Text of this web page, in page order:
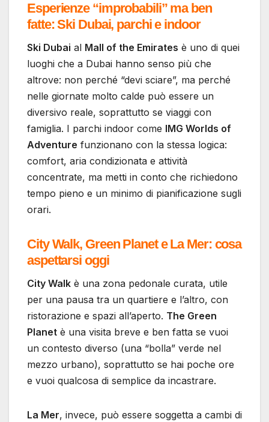
Esperienze “improbabili” ma ben
fatte: Ski Dubai, parchi e indoor
Ski Dubai al Mall of the Emirates è uno di quei
luoghi che a Dubai hanno senso più che
altrove: non perché “devi sciare”, ma perché
nelle giornate molto calde può essere un
diversivo reale, soprattutto se viaggi con
famiglia. I parchi indoor come IMG Worlds of
Adventure funzionano con la stessa logica:
comfort, aria condizionata e attività
concentrate, ma metti in conto che richiedono
tempo pieno e un minimo di pianificazione sugli
orari.
City Walk, Green Planet e La Mer: cosa
aspettarsi oggi
City Walk è una zona pedonale curata, utile
per una pausa tra un quartiere e l’altro, con
ristorazione e spazi all’aperto. The Green
Planet è una visita breve e ben fatta se vuoi
un contesto diverso (una “bolla” verde nel
mezzo urbano), soprattutto se hai poche ore
e vuoi qualcosa di semplice da incastrare.
La Mer, invece, può essere soggetta a cambi di